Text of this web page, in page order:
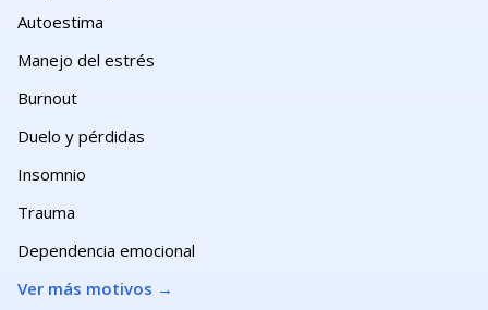
Autoestima
Manejo del estrés
Burnout
Duelo y pérdidas
Insomnio
Trauma
Dependencia emocional
Ver más motivos →